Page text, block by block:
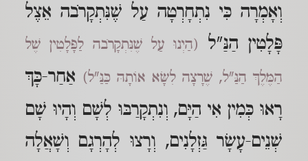
וְאָמְרָה כִּי נִתְחָרְטָה עַל שֶׁנִּתְקָרֹבה אֵצֶל
פָּלָטִין הַנַּ"ל (הַיְנוּ עַל שֶׁנִּתְקָרֹבה לַפָּלָטִין שֶׁל
הַמֶּלֶךְ הַנַּ"ל, שֶׁרָצָה לִשָּׂא אוֹתָהּ כַּנַּ"ל) אַחַר-כָּךְ
רָאוּ כְּמִין אִי הַיָּם, וְנִתְקָרַבּוּ לְשָׁם וְהָיוּ שָׁם
שְׁנֵים-עָשָׂר גַּזְלָנִים, וְרָצוּ לְהָרְגָם וְשָׁאֲלָה